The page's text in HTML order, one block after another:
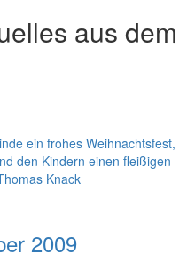
aus dem
ein frohes Weihnachtsfest,
den Kindern einen fleißigen
Knack
2009